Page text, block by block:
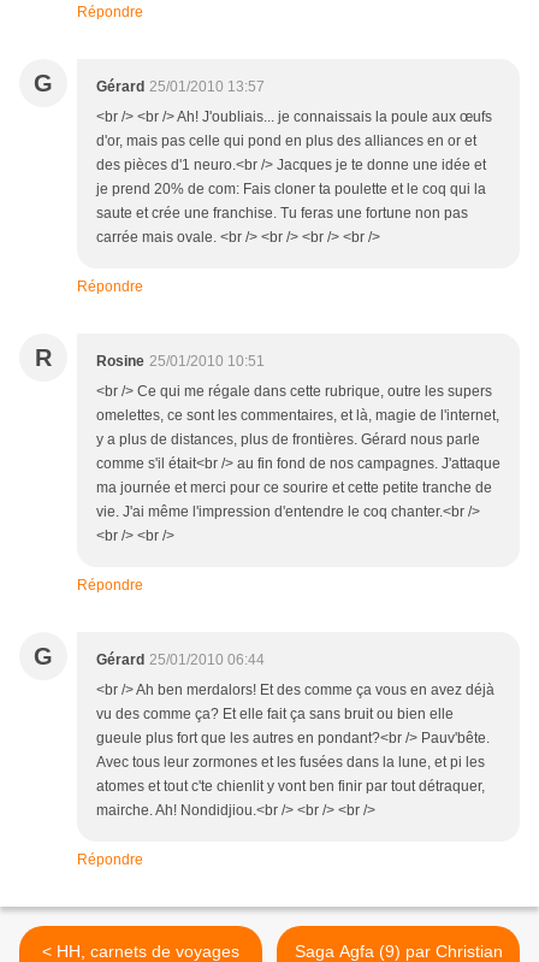
Répondre
G Gérard 25/01/2010 13:57
<br /> <br /> Ah! J'oubliais... je connaissais la poule aux œufs
d'or, mais pas celle qui pond en plus des alliances en or et
des pièces d'1 neuro.<br /> Jacques je te donne une idée et
je prend 20% de com: Fais cloner ta poulette et le coq qui la
saute et crée une franchise. Tu feras une fortune non pas
carrée mais ovale. <br /> <br /> <br /> <br />
Répondre
R Rosine 25/01/2010 10:51
<br /> Ce qui me régale dans cette rubrique, outre les supers
omelettes, ce sont les commentaires, et là, magie de l'internet,
y a plus de distances, plus de frontières. Gérard nous parle
comme s'il était<br /> au fin fond de nos campagnes. J'attaque
ma journée et merci pour ce sourire et cette petite tranche de
vie. J'ai même l'impression d'entendre le coq chanter.<br />
<br /> <br />
Répondre
G Gérard 25/01/2010 06:44
<br /> Ah ben merdalors! Et des comme ça vous en avez déjà
vu des comme ça? Et elle fait ça sans bruit ou bien elle
gueule plus fort que les autres en pondant?<br /> Pauv'bête.
Avec tous leur zormones et les fusées dans la lune, et pi les
atomes et tout c'te chienlit y vont ben finir par tout détraquer,
mairche. Ah! Nondidjiou.<br /> <br /> <br />
Répondre
< HH, carnets de voyages Saga Agfa (9) par Christian